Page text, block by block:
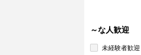
～な人歓迎
未経験者歓迎